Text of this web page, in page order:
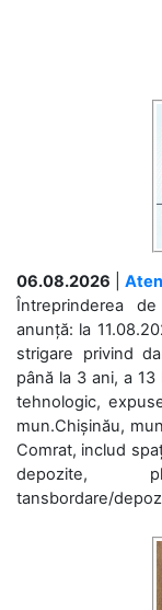
06.08.2026
Întreprinderea
anunță: la
strigare privind
până la 3 ani, a
tehnologic,
mun.Chișinău,
Comrat, includ
depozite,
tansbordare/